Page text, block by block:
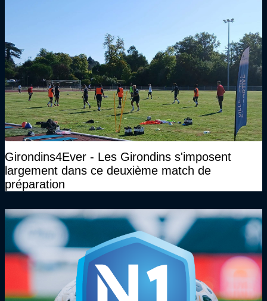
Girondins4Ever - Les Girondins s'imposent
largement dans ce deuxième match de
préparation